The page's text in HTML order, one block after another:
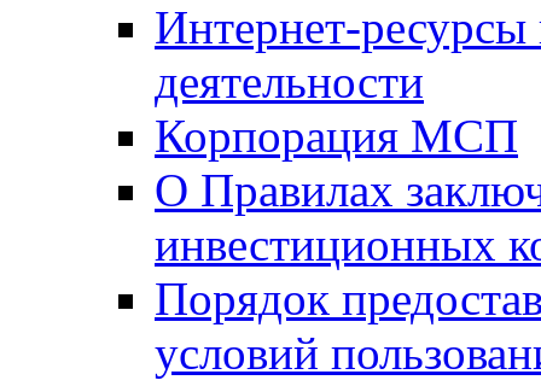
Интернет-
деятельности
Корпорация МСП
О Правилах
инвестиционных
Порядок
условий